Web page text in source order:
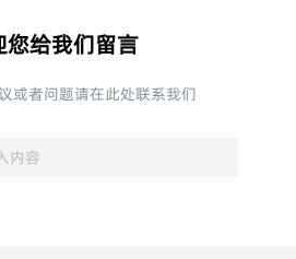
您给我们留言
或者问题请在此处联系我们